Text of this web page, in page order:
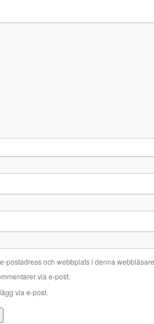
postadress och webbplats i denna
via e-post.
via e-post.